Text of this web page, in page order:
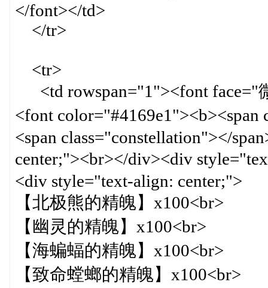
</font></td>
</tr>
<tr>
<td rowspan="1"><font face="
<font color="#4169e1"><b><span
<span class="constellation"></
center;"><br></div><div
<div style="text-align: center;">
【北极熊的精魄】x100<br>
【幽灵的精魄】x100<br>
【海蝙蝠的精魄】x100<br>
【致命螳螂的精魄】x100<br>